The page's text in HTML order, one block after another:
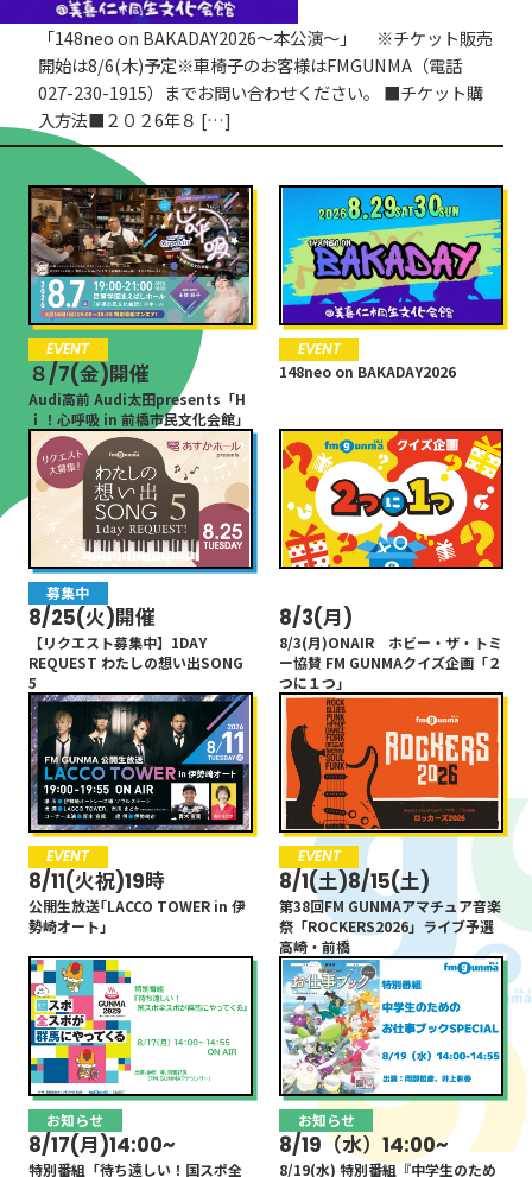
「148neo on BAKADAY2026〜本公演〜」 ※チケット販売
開始は8/6(木)予定※車椅子のお客様はFMGUNMA（電話
027-230-1915）までお問い合わせください。 ■チケット購
入方法■２０２6年８ […]
EVENT
８/7(金)開催
Audi高前 Audi太田presents「H
ｉ！心呼吸 in 前橋市民文化会館」
EVENT
148neo on BAKADAY2026
募集中
8/25(火)開催
【リクエスト募集中】1DAY
REQUEST わたしの想い出SONG
5
8/3(月)
8/3(月)ONAIR ホビー・ザ・トミ
ー協賛 FM GUNMAクイズ企画「２
つに１つ」
EVENT
8/11(火祝)19時
公開生放送｢LACCO TOWER in 伊
勢崎オート｣
EVENT
8/1(土)8/15(土)
第38回FM GUNMAアマチュア音楽
祭「ROCKERS2026」ライブ予選
高崎・前橋
お知らせ
8/17(月)14:00~
特別番組「待ち遠しい！国スポ全
お知らせ
8/19（水）14:00~
8/19(水) 特別番組『中学生のため